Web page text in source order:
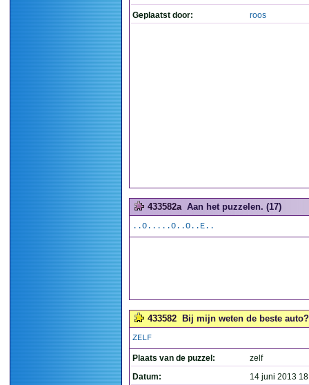
Geplaatst door: roos
433582a Aan het puzzelen. (17)
..O.....O..O..E..
433582 Bij mijn weten de beste
ZELF
Plaats van de puzzel:
zelf
Datum:
14 juni 2013